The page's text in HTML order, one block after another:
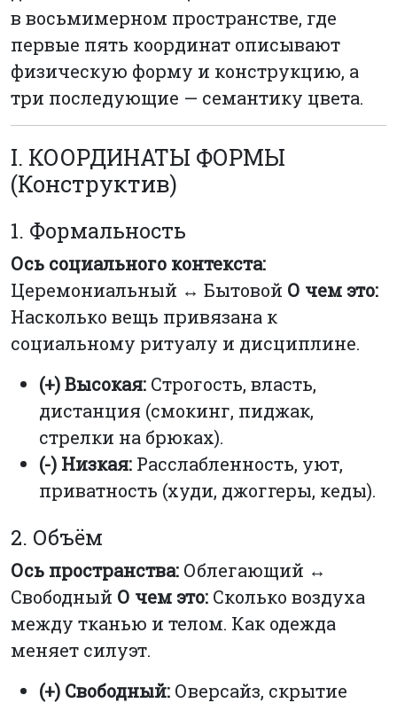
в восьмимерном пространстве, где
первые пять координат описывают
физическую форму и конструкцию, а
три последующие — семантику цвета.
I. КООРДИНАТЫ ФОРМЫ
(Конструктив)
1. Формальность
Ось социального контекста:
Церемониальный ↔ Бытовой О чем это:
Насколько вещь привязана к
социальному ритуалу и дисциплине.
(+) Высокая: Строгость, власть,
дистанция (смокинг, пиджак,
стрелки на брюках).
(-) Низкая: Расслабленность, уют,
приватность (худи, джоггеры, кеды).
2. Объём
Ось пространства: Облегающий ↔
Свободный О чем это: Сколько воздуха
между тканью и телом. Как одежда
меняет силуэт.
(+) Свободный: Оверсайз, скрытие